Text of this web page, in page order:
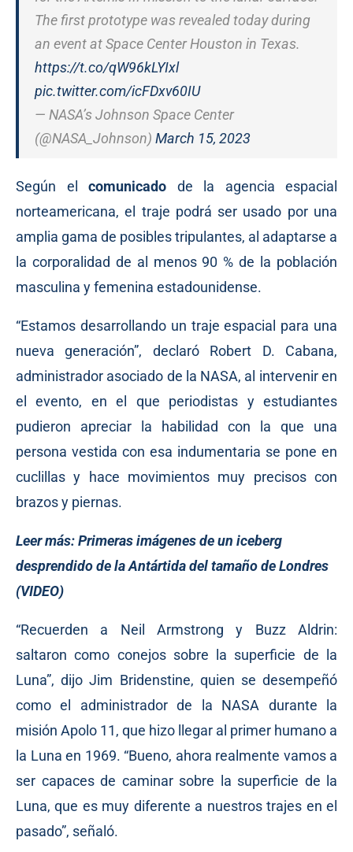
The first prototype was revealed today during
an event at Space Center Houston in Texas.
https://t.co/qW96kLYIxl
pic.twitter.com/icFDxv60IU
— NASA’s Johnson Space Center
(@NASA_Johnson) March 15, 2023
Según el comunicado de la agencia espacial
norteamericana, el traje podrá ser usado por una
amplia gama de posibles tripulantes, al adaptarse a
la corporalidad de al menos 90 % de la población
masculina y femenina estadounidense.
“Estamos desarrollando un traje espacial para una
nueva generación”, declaró Robert D. Cabana,
administrador asociado de la NASA, al intervenir en
el evento, en el que periodistas y estudiantes
pudieron apreciar la habilidad con la que una
persona vestida con esa indumentaria se pone en
cuclillas y hace movimientos muy precisos con
brazos y piernas.
Leer más:Primeras imágenes de un iceberg
desprendido de la Antártida del tamaño de Londres
(VIDEO)
“Recuerden a Neil Armstrong y Buzz Aldrin:
saltaron como conejos sobre la superficie de la
Luna”, dijo Jim Bridenstine, quien se desempeñó
como el administrador de la NASA durante la
misión Apolo 11, que hizo llegar al primer humano a
la Luna en 1969. “Bueno, ahora realmente vamos a
ser capaces de caminar sobre la superficie de la
Luna, que es muy diferente a nuestros trajes en el
pasado”, señaló.